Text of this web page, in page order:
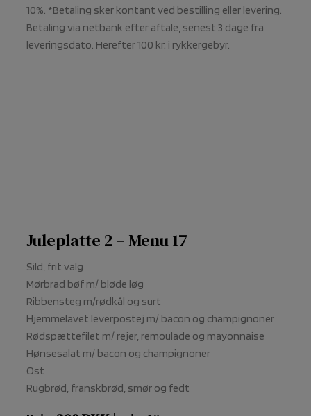
10%. *Betaling sker kontant ved bestilling eller levering.
Betaling via netbank efter aftale, senest 3 dage fra
leveringsdato. Herefter 100 kr. i rykkergebyr.
Juleplatte 2 – Menu 17
Sild, frit valg
Mørbrad bøf m/ bløde løg
Ribbensteg m/rødkål og surt
Hjemmelavet leverpostej m/ bacon og champignoner
Rødspættefilet m/ rejer, remoulade og mayonnaise
Hønsesalat m/ bacon og champignoner
Ost
Rugbrød, franskbrød, smør og fedt